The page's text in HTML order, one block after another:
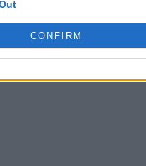
CONFIRM